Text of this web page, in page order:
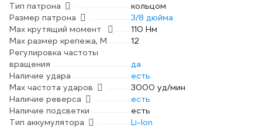
Тип патрона
кольцом
Размер патрона
3/8 дюйма
Max крутящий момент
110 Нм
Max размер крепежа, М
12
Регулировка частоты
вращения
да
Наличие удара
есть
Мах частота ударов
3000 уд/мин
Наличие реверса
есть
Наличие подсветки
есть
Тип аккумулятора
Li-Ion